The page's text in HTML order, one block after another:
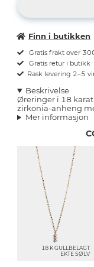
Finn i butikken
Gratis frakt over
Gratis retur i butikk
Rask levering 2–5
Beskrivelse
Øreringer i 18
zirkonia-anheng
Mer informasjon
18 K GULLBELAGT
EKTE SØLV